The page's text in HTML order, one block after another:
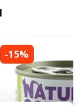
-15%